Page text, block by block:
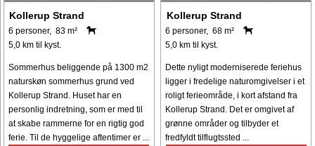
Kollerup Strand
6 personer, 83 m²
5,0 km til kyst.
Sommerhus beliggende på 1300 m2
naturskøn sommerhus grund ved
Kollerup Strand. Huset har en
personlig indretning, som er med til
at skabe rammerne for en rigtig god
ferie. Til de hyggelige aftentimer er ...
Kollerup Strand
6 personer, 68 m²
5,0 km til kyst.
Dette nyligt moderniserede feriehus
ligger i fredelige naturomgivelser i et
roligt ferieområde, i kort afstand fra
Kollerup Strand. Det er omgivet af
grønne områder og tilbyder et
fredfyldt tilflugtssted ...